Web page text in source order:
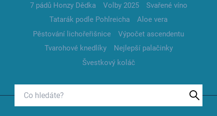
7 pádů Honzy Dědka
Volby 2025
Svařené víno
Tatarák podle Pohlreicha
Aloe vera
Pěstování lichořeřišnice
Výpočet ascendentu
Tvarohové knedlíky
Nejlepší palačinky
Švestkový koláč